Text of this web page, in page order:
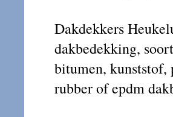
Dakdekkers
dakbedekking,
bitumen, kunststof,
rubber of epdm